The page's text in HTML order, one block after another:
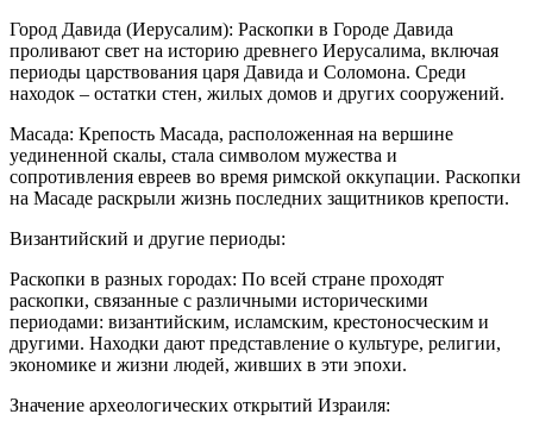
Город Давида (Иерусалим): Раскопки в Городе Давида
проливают свет на историю древнего Иерусалима, включая
периоды царствования царя Давида и Соломона. Среди
находок – остатки стен, жилых домов и других сооружений.
Масада: Крепость Масада, расположенная на вершине
уединенной скалы, стала символом мужества и
сопротивления евреев во время римской оккупации. Раскопки
на Масаде раскрыли жизнь последних защитников крепости.
Византийский и другие периоды:
Раскопки в разных городах: По всей стране проходят
раскопки, связанные с различными историческими
периодами: византийским, исламским, крестоносческим и
другими. Находки дают представление о культуре, религии,
экономике и жизни людей, живших в эти эпохи.
Значение археологических открытий Израиля: